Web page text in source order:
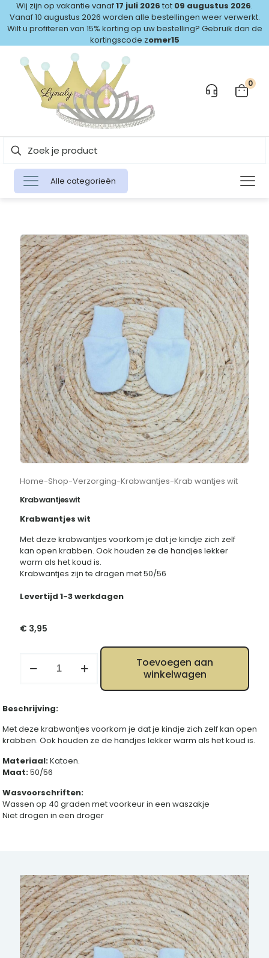
Wij zijn op vakantie vanaf17 juli 2026 tot 09 augustus 2026.
Vanaf 10 augustus 2026 worden alle bestellingen weer verwerkt.
Wilt u profiteren van 15% korting op uw bestelling? Gebruik dan de
kortingscode zomer15
0
Alle categorieën
Home-Shop-Verzorging-Krabwantjes-Krab wantjes wit
Krab wantjes wit
Krabwantjes wit
Met deze krabwantjes voorkom je dat je kindje zich zelf
kan open krabben. Ook houden ze de handjes lekker
warm als het koud is.
Krabwantjes zijn te dragen met 50/56
Levertijd 1-3 werkdagen
€ 3,95
wantjes
Toevoegen aan
winkelwagen
Beschrijving:
Met deze krabwantjes voorkom je dat je kindje zich zelf kan open
krabben. Ook houden ze de handjes lekker warm als het koud is.
Materiaal:Katoen.
Maat:50/56
Wasvoorschriften:
Wassen op 40 graden met voorkeur in een waszakje
Niet drogen in een droger